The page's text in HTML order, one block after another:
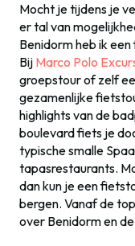
Mocht je tijdens je
er tal van
Benidorm heb ik
Bij Marco Polo
groepstour of zelf
gezamenlijke
highlights van de
boulevard fiets je
typische smalle
tapasrestaurants.
dan kun je een
bergen. Vanaf de
over Benidorm en